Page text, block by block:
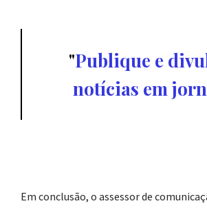
Publique e
notícias em
Em conclusão, o assessor de